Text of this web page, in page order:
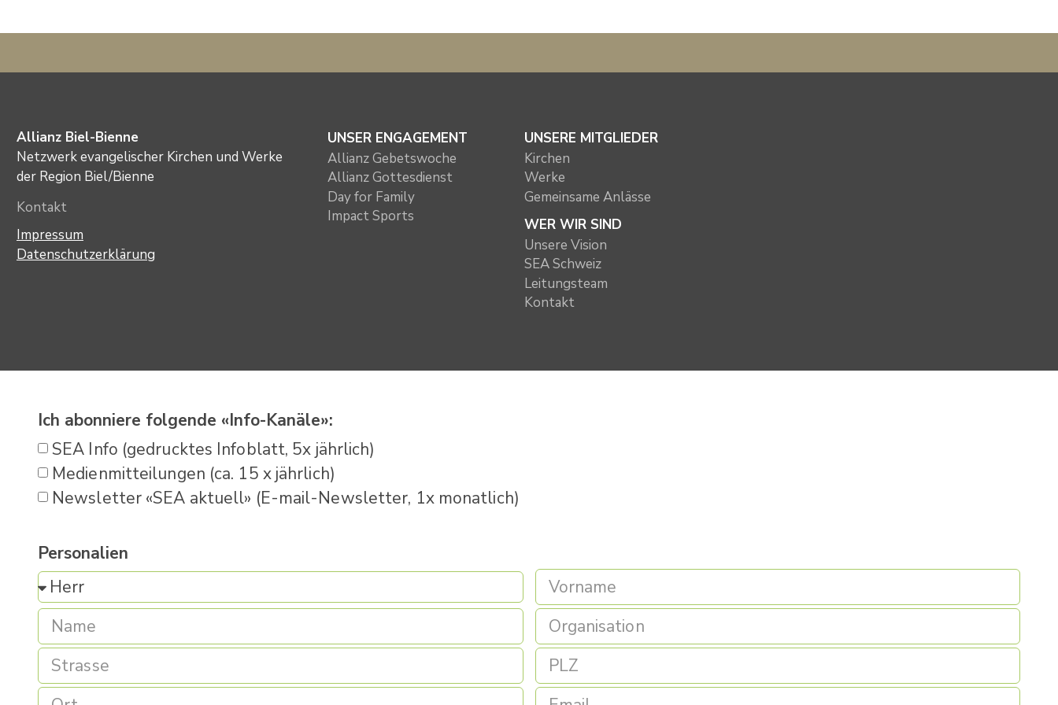
Allianz Biel-Bienne
Netzwerk evangelischer Kirchen und Werke
der Region Biel/Bienne
Kontakt
Impressum
Datenschutzerklärung
UNSER ENGAGEMENT
Allianz Gebetswoche
Allianz Gottesdienst
Day for Family
Impact Sports
UNSERE MITGLIEDER
Kirchen
Werke
Gemeinsame Anlässe
WER WIR SIND
Unsere Vision
SEA Schweiz
Leitungsteam
Kontakt
Ich abonniere folgende «Info-Kanäle»:
SEA Info (gedrucktes Infoblatt, 5x jährlich)
Medienmitteilungen (ca. 15 x jährlich)
Newsletter «SEA aktuell» (E-mail-Newsletter, 1x monatlich)
Personalien